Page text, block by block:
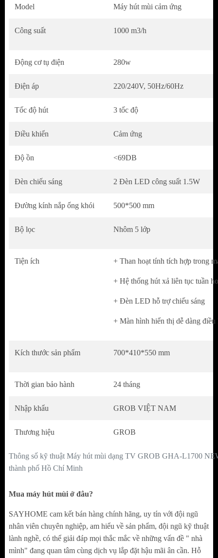
Sử dụng đèn LED chiếu sáng nhằm mang đến
mắt trong quá trình nấu nướng.
Được thiết kế với mạng bộ lọc nhôm giúp
hút mùi. Ngoài ra các tấm lưới lọc có thể
chịu đến người sử dụng.
Được thiết kế với 2 kích thước 700mm và
Phần thân được làm bằng chất liệu inox cao
cấp chống gỉ, chống oxy hóa giúp bảo vệ
Có chức năng cảm ứng khói và nhiệt hiện đại
để tự động điều chỉnh hoạt động máy theo
Chức năng đóng mở tự động của kính trước,
Ưu và nhược điểm của hút mùi kính cong
điểm nhấn và sự sang trọng cho căn bếp.
Hút sạch khói, lọc và khử mùi tanh của thực
trong quá trình chế biến.
trần nhà nhờ tầm lọc kim loại.
Khử mùi hôi của dầu mỡ trong quá trình đun
nấu, trả lại không gian nhà bếp trong lành,
thoáng mát.
Thông số kỹ thuật Máy hút mùi dạng TV GROB GHA-L1700
thành phố Hồ Chí Minh
Model Máy hút mùi cảm ứng
Công suất 1000 m3/h
Động cơ tụ điện 280w
Điện áp 220/240V, 50Hz/60Hz
Tốc độ hút 3 tốc độ
Điều khiển Cảm ứng
Độ ồn <69DB
Đèn chiếu sáng 2 Đèn LED công suất 1.5W
Đường kính nắp ống khói 500*500 mm
Bộ lọc Nhôm 5 lớp
Tiện ích + Than hoạt tính tích hợp trong
+ Hệ thống hút xả liên tục tuần
+ Đèn LED hỗ trợ chiếu sáng
+ Màn hình hiển thị dễ dàng điều
Kích thước sản phẩm 700*410*550 mm
Thời gian bảo hành 24 tháng
Nhập khẩu GROB VIỆT NAM
Thương hiệu GROB
Mua máy hút mùi ở đâu?
SAYHOME cam kết bán hàng chính hãng, uy tín với đội ngũ
nhân viên chuyên nghiệp, am hiểu về sản phẩm, đội ngũ kỹ thuật
lành nghề, có thể giải đáp mọi thắc mắc về những vấn đề " nhà
mình" đang quan tâm cùng dịch vụ lắp đặt hậu mãi ân cần. Hỗ